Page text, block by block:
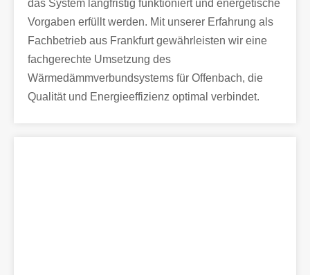
das System langfristig funktioniert und energetische
Vorgaben erfüllt werden. Mit unserer Erfahrung als
Fachbetrieb aus Frankfurt gewährleisten wir eine
fachgerechte Umsetzung des
Wärmedämmverbundsystems für Offenbach, die
Qualität und Energieeffizienz optimal verbindet.